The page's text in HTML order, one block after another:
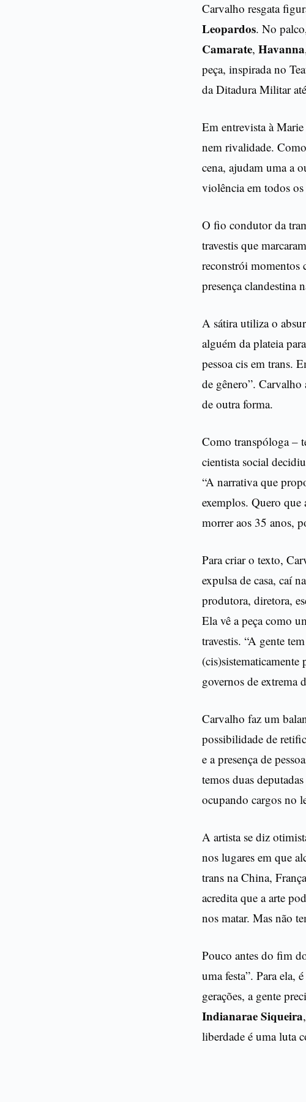
Carvalho resgata
Leopardos. No
Camarate, Havanna
peça, inspirada no
da Ditadura Militar
Em entrevista à
nem rivalidade.
cena, ajudam uma a
violência em todos
O fio condutor da
travestis que
reconstrói momentos
presença clandestina
A sátira utiliza o
alguém da plateia
pessoa cis em trans.
de gênero”.
de outra forma.
Como transpóloga –
cientista social
“A narrativa que
exemplos. Quero que
morrer aos 35 anos,
Para criar o texto,
expulsa de casa, caí
produtora, diretora,
Ela vê a peça como
travestis. “A gente
governos de extrema
Carvalho faz um
possibilidade de
e a presença de
temos duas
ocupando cargos no
A artista se diz
nos lugares em que
trans na China,
acredita que a arte
nos matar. Mas não
Pouco antes do fim
uma festa”. Para ela,
gerações, a gente
Indianarae Siqueira
liberdade é uma luta